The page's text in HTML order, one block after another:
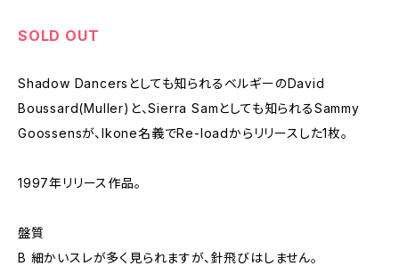
SOLD OUT
Shadow Dancersとしても知られるベルギーのDavid
Boussard(Muller)と、Sierra Samとしても知られるSammy
Goossensが、Ikone名義でRe-loadからリリースした1枚。
1997年リリース作品。
盤質
B 細かいスレが多く見られますが、針飛びはしません。